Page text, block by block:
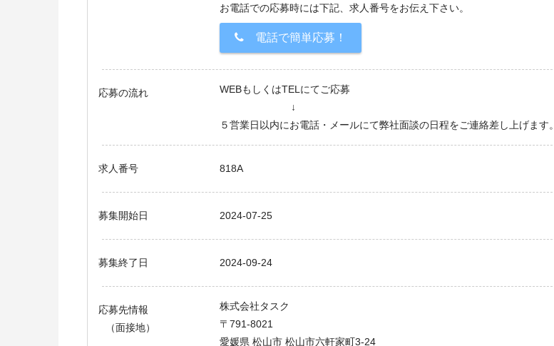
お電話での応募時には下記、求人番号をお伝え下さい。
電話で簡単応募！
応募の流れ
WEBもしくはTELにてご応募
↓
５営業日以内にお電話・メールにて弊社面談の日程をご連絡差し上げます。
求人番号 818A
募集開始日 2024-07-25
募集終了日 2024-09-24
応募先情報
（面接地）
株式会社タスク
〒791-8021
愛媛県 松山市 松山市六軒家町3-24